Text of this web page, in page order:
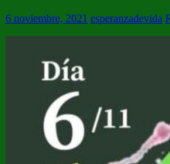
6 noviembre, 2021 esperanzadevida